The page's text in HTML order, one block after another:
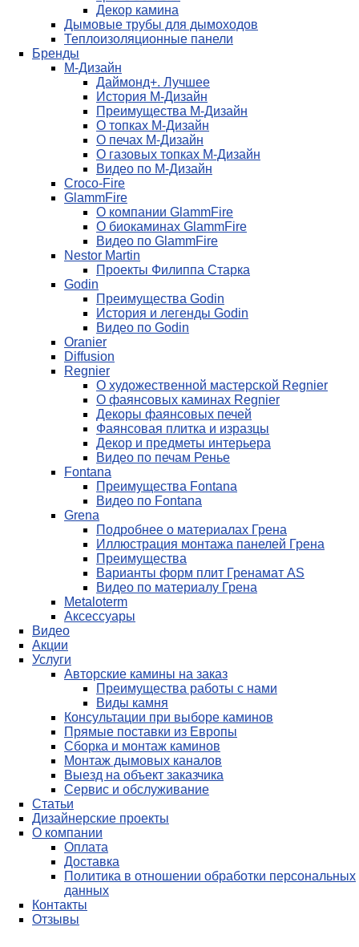
Декор камина
Дымовые трубы для дымоходов
Теплоизоляционные панели
Бренды
М-Дизайн
Даймонд+. Лучшее
История М-Дизайн
Преимущества М-Дизайн
О топках М-Дизайн
О печах М-Дизайн
О газовых топках М-Дизайн
Видео по М-Дизайн
Croco-Fire
GlammFire
О компании GlammFire
О биокаминах GlammFire
Видео по GlammFire
Nestor Martin
Проекты Филиппа Старка
Godin
Преимущества Godin
История и легенды Godin
Видео по Godin
Oranier
Diffusion
Regnier
О художественной мастерской Regnier
О фаянсовых каминах Regnier
Декоры фаянсовых печей
Фаянсовая плитка и изразцы
Декор и предметы интерьера
Видео по печам Ренье
Fontana
Преимущества Fontana
Видео по Fontana
Grena
Подробнее о материалах Грена
Иллюстрация монтажа панелей Грена
Преимущества
Варианты форм плит Гренамат AS
Видео по материалу Грена
Metaloterm
Аксессуары
Видео
Акции
Услуги
Авторские камины на заказ
Преимущества работы с нами
Виды камня
Консультации при выборе каминов
Прямые поставки из Европы
Сборка и монтаж каминов
Монтаж дымовых каналов
Выезд на объект заказчика
Сервис и обслуживание
Статьи
Дизайнерские проекты
О компании
Оплата
Доставка
Политика в отношении обработки персональных
данных
Контакты
Отзывы